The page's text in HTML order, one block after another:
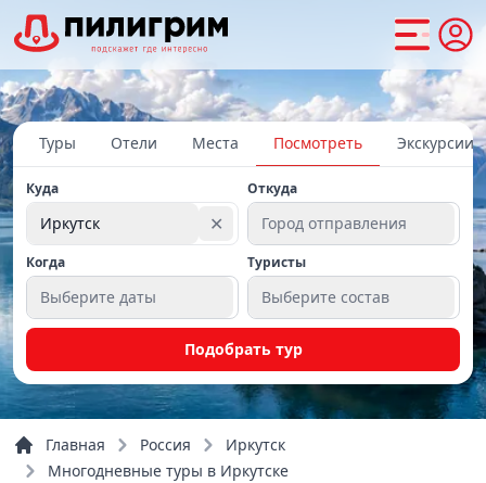
Туры Отели Места Посмотреть Экскурсии
Куда
Иркутск ✕
Откуда
Город отправления
Когда
Выберите даты
Туристы
Выберите состав
Подобрать тур
Главная Россия
Иркутск
Многодневные туры в Иркутске